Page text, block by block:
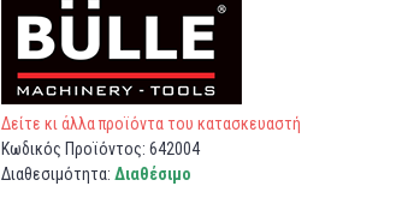
Δείτε κι άλλα προϊόντα του κατασκευαστή
Κωδικός Προϊόντος: 642004
Διαθεσιμότητα: Διαθέσιμο